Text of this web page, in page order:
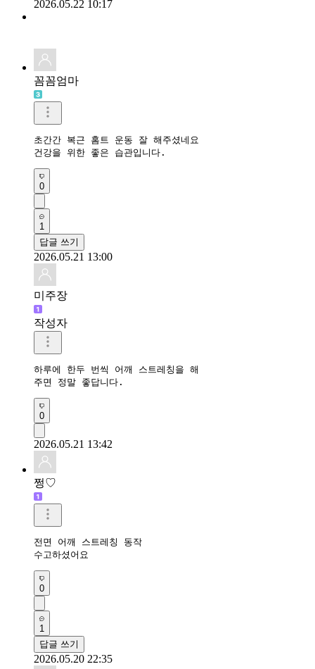
2026.05.22 10:17
꼼꼼엄마
초간간 복근 홈트 운동 잘 해주셨네요
건강을 위한 좋은 습관입니다.
0
1
답글 쓰기
2026.05.21 13:00
미주장
작성자
하루에 한두 번씩 어깨 스트레칭을 해
주면 정말 좋답니다.
0
2026.05.21 13:42
쩡♡
전면 어깨 스트레칭 동작
수고하셨어요
0
1
답글 쓰기
2026.05.20 22:35